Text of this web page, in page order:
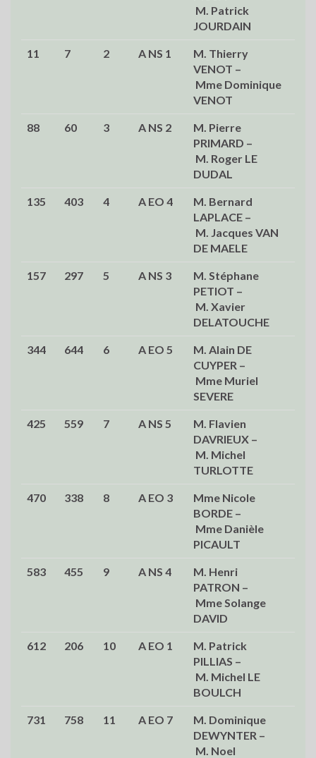
M. Patrick
JOURDAIN
11 7 2 A NS 1
M. Thierry
VENOT –
Mme Dominique
VENOT
88 60 3 A NS 2
M. Pierre
PRIMARD –
M. Roger LE
DUDAL
135 403 4 A EO 4
M. Bernard
LAPLACE –
M. Jacques VAN
DE MAELE
157 297 5 A NS 3
M. Stéphane
PETIOT –
M. Xavier
DELATOUCHE
344 644 6 A EO 5
M. Alain DE
CUYPER –
Mme Muriel
SEVERE
425 559 7 A NS 5
M. Flavien
DAVRIEUX –
M. Michel
TURLOTTE
470 338 8 A EO 3
Mme Nicole
BORDE –
Mme Danièle
PICAULT
583 455 9 A NS 4
M. Henri
PATRON –
Mme Solange
DAVID
612 206 10 A EO 1
M. Patrick
PILLIAS –
M. Michel LE
BOULCH
731 758 11 A EO 7
M. Dominique
DEWYNTER –
M. Noel